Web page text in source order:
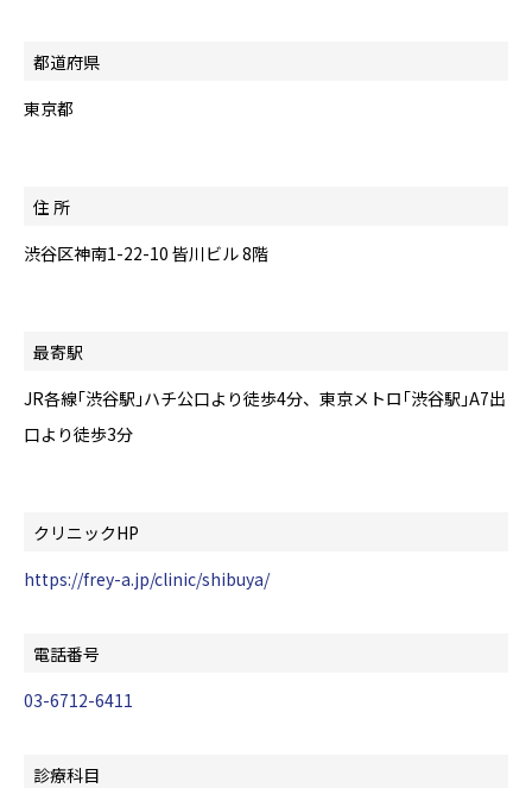
都道府県
東京都
住 所
渋谷区神南1-22-10 皆川ビル 8階
最寄駅
JR各線｢渋谷駅｣ハチ公口より徒歩4分、東京メトロ｢渋谷駅｣A7出
口より徒歩3分
クリニックHP
https://frey-a.jp/clinic/shibuya/
電話番号
03-6712-6411
診療科目